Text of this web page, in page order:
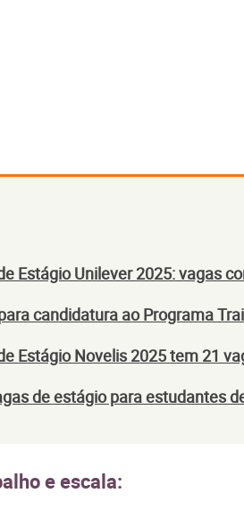
Estágio Unilever 2025: vagas
candidatura ao Programa
Estágio Novelis 2025 tem 21
de estágio para estudantes
e escala: